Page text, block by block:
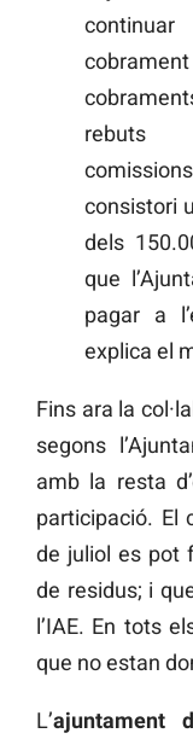
rebuts
consistori
dels
que
pagar a
explica el
Fins ara la
segons
amb la resta
participació. El
de juliol es pot
de residus; i
l’IAE. En tots
que no estan
L’ajuntament